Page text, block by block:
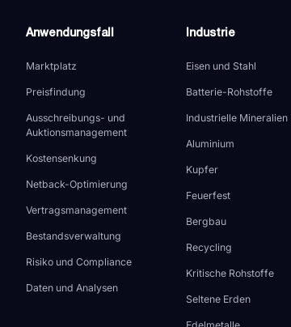
Anwendungsfall
Marktplatz
Preisfindung
Ausschreibungs- und
Auktionsmanagement
Kostensenkung
Netback-Optimierung
Vertragsmanagement
Bestandsverwaltung
Risiko und Compliance
Daten und Analysen
Industrie
Eisen und Stahl
Batterie-Rohstoffe
Industrielle Mineralien
Aluminium
Kupfer
Feuerfest
Bergbau
Recycling
Kritische Rohstoffe
Seltene Erden